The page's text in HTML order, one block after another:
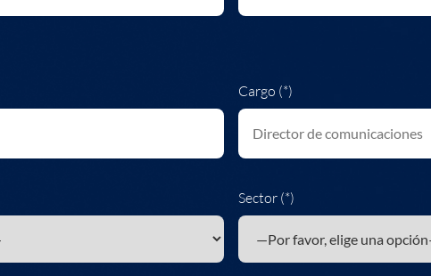
Cargo (*)
Sector (*)